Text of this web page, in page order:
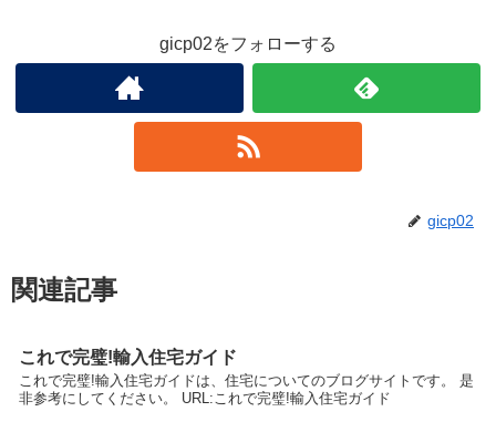
gicp02をフォローする
gicp02
関連記事
これで完璧!輸入住宅ガイド
これで完璧!輸入住宅ガイドは、住宅についてのブログサイトです。 是
非参考にしてください。 URL:これで完璧!輸入住宅ガイド